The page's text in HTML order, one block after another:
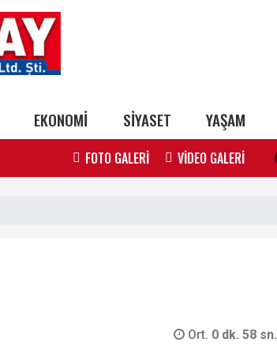
EKONOMİ SİYASET YAŞAM
FOTO GALERİ VİDEO GALERİ
Ort. 0 dk. 58 sn.